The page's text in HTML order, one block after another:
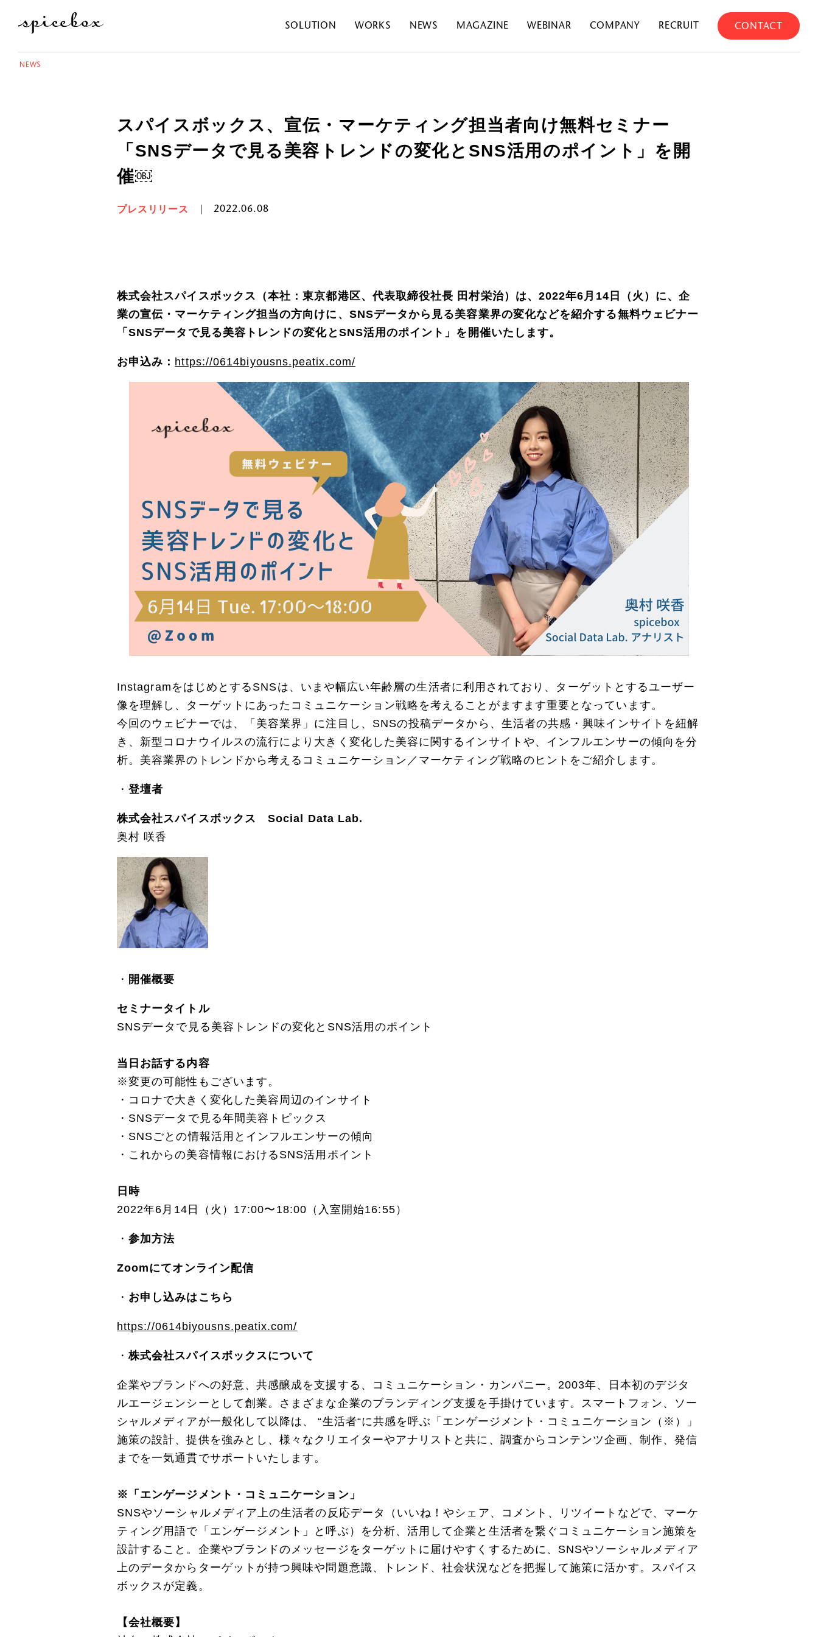
SOLUTION WORKS NEWS MAGAZINE WEBINAR COMPANY RECRUIT CONTACT
NEWS
スパイスボックス、宣伝・マーケティング担当者向け無料セミナー
「SNSデータで見る美容トレンドの変化とSNS活用のポイント」を開
催￼
プレスリリース 2022.06.08
株式会社スパイスボックス（本社：東京都港区、代表取締役社長 田村栄治）は、2022年6月14日（火）に、企
業の宣伝・マーケティング担当の方向けに、SNSデータから見る美容業界の変化などを紹介する無料ウェビナー
「SNSデータで見る美容トレンドの変化とSNS活用のポイント」を開催いたします。
お申込み： https://0614biyousns.peatix.com/
InstagramをはじめとするSNSは、いまや幅広い年齢層の生活者に利用されており、ターゲットとするユーザー
像を理解し、ターゲットにあったコミュニケーション戦略を考えることがますます重要となっています。
今回のウェビナーでは、「美容業界」に注目し、SNSの投稿データから、生活者の共感・興味インサイトを紐解
き、新型コロナウイルスの流行により大きく変化した美容に関するインサイトや、インフルエンサーの傾向を分
析。美容業界のトレンドから考えるコミュニケーション／マーケティング戦略のヒントをご紹介します。
登壇者
株式会社スパイスボックス Social Data Lab.
奥村 咲香
開催概要
セミナータイトル
SNSデータで見る美容トレンドの変化とSNS活用のポイント
当日お話する内容
※変更の可能性もございます。
・コロナで大きく変化した美容周辺のインサイト
・SNSデータで見る年間美容トピックス
・SNSごとの情報活用とインフルエンサーの傾向
・これからの美容情報におけるSNS活用ポイント
日時
2022年6月14日（火）17:00〜18:00（入室開始16:55）
参加方法
Zoomにてオンライン配信
お申し込みはこちら
https://0614biyousns.peatix.com/
株式会社スパイスボックスについて
企業やブランドへの好意、共感醸成を支援する、コミュニケーション・カンパニー。2003年、日本初のデジタ
ルエージェンシーとして創業。さまざまな企業のブランディング支援を手掛けています。スマートフォン、ソー
シャルメディアが一般化して以降は、 “生活者“に共感を呼ぶ「エンゲージメント・コミュニケーション（※）」
施策の設計、提供を強みとし、様々なクリエイターやアナリストと共に、調査からコンテンツ企画、制作、発信
までを一気通貫でサポートいたします。
※「エンゲージメント・コミュニケーション」
SNSやソーシャルメディア上の生活者の反応データ（いいね！やシェア、コメント、リツイートなどで、マーケ
ティング用語で「エンゲージメント」と呼ぶ）を分析、活用して企業と生活者を繋ぐコミュニケーション施策を
設計すること。企業やブランドのメッセージをターゲットに届けやすくするために、SNSやソーシャルメディア
上のデータからターゲットが持つ興味や問題意識、トレンド、社会状況などを把握して施策に活かす。スパイス
ボックスが定義。
【会社概要】